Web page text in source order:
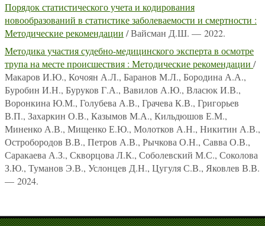
Порядок статистического учета и кодирования
новообразований в статистике заболеваемости и смертности :
Методические рекомендации / Вайсман Д.Ш. — 2022.
Методика участия судебно-медицинского эксперта в осмотре
трупа на месте происшествия : Методические рекомендации /
Макаров И.Ю., Кочоян А.Л., Баранов М.Л., Бородина А.А.,
Буробин И.Н., Буруков Г.А., Вавилов А.Ю., Власюк И.В.,
Воронкина Ю.М., Голубева А.В., Грачева К.В., Григорьев
В.П., Захаркин О.В., Казымов М.А., Кильдюшов Е.М.,
Миненко А.В., Мищенко Е.Ю., Молотков А.Н., Никитин А.В.,
Остробородов В.В., Петров А.В., Рычкова О.Н., Савва О.В.,
Саракаева А.З., Скворцова Л.К., Соболевский М.С., Соколова
З.Ю., Туманов Э.В., Услонцев Д.Н., Цугуля С.В., Яковлев В.В.
— 2024.